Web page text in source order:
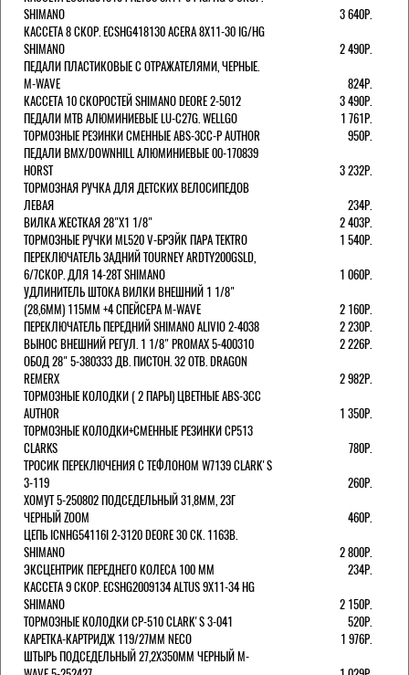
SHIMANO
3 640Р.
КАССЕТА 8 СКОР. ECSHG418130 ACERA 8Х11-30 IG/HG
SHIMANO
2 490Р.
ПЕДАЛИ ПЛАСТИКОВЫЕ С ОТРАЖАТЕЛЯМИ, ЧЕРНЫЕ.
M-WAVE
824Р.
КАССЕТА 10 СКОРОСТЕЙ SHIMANO DEORE 2-5012
3 490Р.
ПЕДАЛИ MTB АЛЮМИНИЕВЫЕ LU-C27G. WELLGO
1 761Р.
ТОРМОЗНЫЕ РЕЗИНКИ СМЕННЫЕ ABS-3CC-P AUTHOR
950Р.
ПЕДАЛИ BMX/DOWNHILL АЛЮМИНИЕВЫЕ 00-170839
HORST
3 232Р.
ТОРМОЗНАЯ РУЧКА ДЛЯ ДЕТСКИХ ВЕЛОСИПЕДОВ
ЛЕВАЯ
234Р.
ВИЛКА ЖЕСТКАЯ 28"Х1 1/8"
2 403Р.
ТОРМОЗНЫЕ РУЧКИ ML520 V-БРЭЙК ПАРА TEKTRO
1 540Р.
ПЕРЕКЛЮЧАТЕЛЬ ЗАДНИЙ TOURNEY ARDTY200GSLD,
6/7СКОР. ДЛЯ 14-28T SHIMANO
1 060Р.
УДЛИНИТЕЛЬ ШТОКА ВИЛКИ ВНЕШНИЙ 1 1/8"
(28,6ММ) 115ММ +4 СПЕЙСЕРА M-WAVE
2 160Р.
ПЕРЕКЛЮЧАТЕЛЬ ПЕРЕДНИЙ SHIMANO ALIVIO 2-4038
2 230Р.
ВЫНОС ВНЕШНИЙ РЕГУЛ. 1 1/8" PROMAX 5-400310
2 226Р.
ОБОД 28" 5-380333 ДВ. ПИСТОН. 32 ОТВ. DRAGON
REMERX
2 982Р.
ТОРМОЗНЫЕ КОЛОДКИ ( 2 ПАРЫ) ЦВЕТНЫЕ ABS-3CC
AUTHOR
1 350Р.
ТОРМОЗНЫЕ КОЛОДКИ+СМЕННЫЕ РЕЗИНКИ CP513
CLARKS
780Р.
ТРОСИК ПЕРЕКЛЮЧЕНИЯ С ТЕФЛОНОМ W7139 СLARK'S
3-119
260Р.
ХОМУТ 5-250802 ПОДСЕДЕЛЬНЫЙ 31,8ММ, 23Г
ЧЕРНЫЙ ZOOM
460Р.
ЦЕПЬ ICNHG54116I 2-3120 DEORE 30 СК. 116ЗВ.
SHIMANO
2 800Р.
ЭКСЦЕНТРИК ПЕРЕДНЕГО КОЛЕСА 100 ММ
234Р.
КАССЕТА 9 СКОР. ECSHG2009134 ALTUS 9Х11-34 HG
SHIMANO
2 150Р.
ТОРМОЗНЫЕ КОЛОДКИ CP-510 CLARK'S 3-041
520Р.
КАРЕТКА-КАРТРИДЖ 119/27ММ NECO
1 976Р.
ШТЫРЬ ПОДСЕДЕЛЬНЫЙ 27,2Х350ММ ЧЕРНЫЙ M-